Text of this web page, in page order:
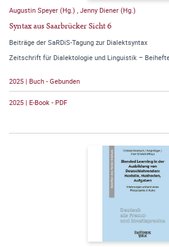
Augustin Speyer (Hg.) , Jenny Diener (Hg.)
Syntax aus Saarbrücker Sicht 6
Beiträge der SaRDiS-Tagung zur Dialektsyntax
Zeitschrift für Dialektologie und Linguistik –
2025 | Buch - Gebunden
2025 | E-Book - PDF